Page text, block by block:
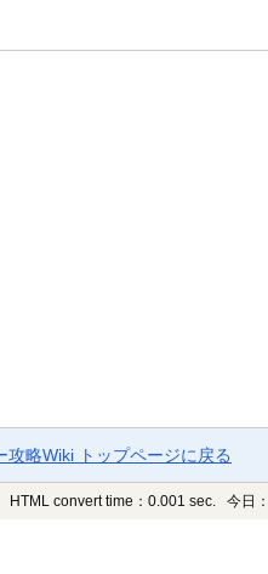
攻略Wiki トップページに戻る
HTML convert time：0.001 sec. 今日